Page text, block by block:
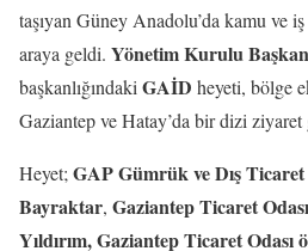
taşıyan Güney Anadolu’da kamu ve
araya geldi. Yönetim Kurulu
başkanlığındaki GAİD heyeti, bölge
Gaziantep ve Hatay’da bir dizi
Heyet; GAP Gümrük ve Dış
Bayraktar, Gaziantep Ticaret
Yıldırım, Gaziantep Ticaret Odası